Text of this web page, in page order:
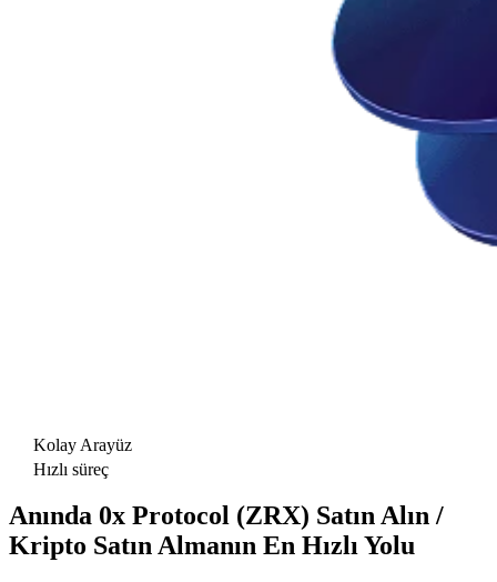
Kolay Arayüz
Hızlı süreç
Anında 0x Protocol (ZRX) Satın Alın /
Kripto Satın Almanın En Hızlı Yolu